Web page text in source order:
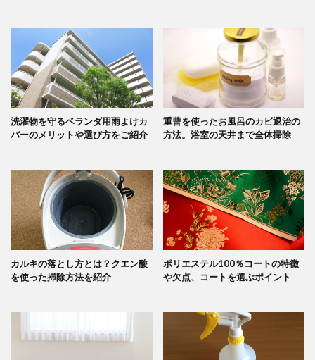
洗濯物を守るベランダ用雨よけカ
バーのメリットや選び方をご紹介
重曹を使ったお風呂のカビ退治の
方法。浴室の天井まで全体掃除
カルキの落とし方とは？クエン酸
を使った掃除方法を紹介
ポリエステル100％コートの特徴
や欠点、コートを選ぶポイント